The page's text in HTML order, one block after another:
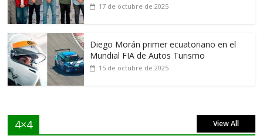
17 de octubre de 2025
Diego Morán primer ecuatoriano en el
Mundial FIA de Autos Turismo
15 de octubre de 2025
4×4 View All